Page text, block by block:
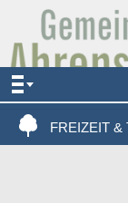
FREIZEIT &